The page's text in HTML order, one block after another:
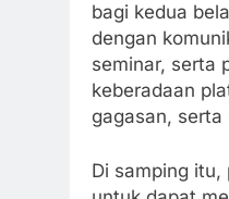
bagi kedua
dengan
seminar, serta
keberadaan
gagasan,
Di samping